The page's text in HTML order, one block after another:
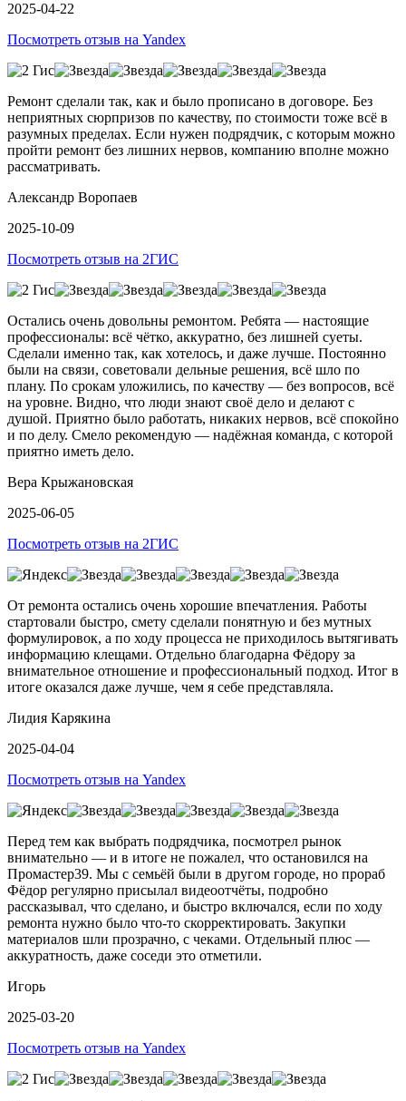
2025-04-22
Посмотреть отзыв на Yandex
Ремонт сделали так, как и было прописано в договоре. Без
неприятных сюрпризов по качеству, по стоимости тоже всё в
разумных пределах. Если нужен подрядчик, с которым можно
пройти ремонт без лишних нервов, компанию вполне можно
рассматривать.
Александр Воропаев
2025-10-09
Посмотреть отзыв на 2ГИС
Остались очень довольны ремонтом. Ребята — настоящие
профессионалы: всё чётко, аккуратно, без лишней суеты.
Сделали именно так, как хотелось, и даже лучше. Постоянно
были на связи, советовали дельные решения, всё шло по
плану. По срокам уложились, по качеству — без вопросов, всё
на уровне. Видно, что люди знают своё дело и делают с
душой. Приятно было работать, никаких нервов, всё спокойно
и по делу. Смело рекомендую — надёжная команда, с которой
приятно иметь дело.
Вера Крыжановская
2025-06-05
Посмотреть отзыв на 2ГИС
От ремонта остались очень хорошие впечатления. Работы
стартовали быстро, смету сделали понятную и без мутных
формулировок, а по ходу процесса не приходилось вытягивать
информацию клещами. Отдельно благодарна Фёдору за
внимательное отношение и профессиональный подход. Итог в
итоге оказался даже лучше, чем я себе представляла.
Лидия Карякина
2025-04-04
Посмотреть отзыв на Yandex
Перед тем как выбрать подрядчика, посмотрел рынок
внимательно — и в итоге не пожалел, что остановился на
Промастер39. Мы с семьёй были в другом городе, но прораб
Фёдор регулярно присылал видеоотчёты, подробно
рассказывал, что сделано, и быстро включался, если по ходу
ремонта нужно было что-то скорректировать. Закупки
материалов шли прозрачно, с чеками. Отдельный плюс —
аккуратность, даже соседи это отметили.
Игорь
2025-03-20
Посмотреть отзыв на Yandex